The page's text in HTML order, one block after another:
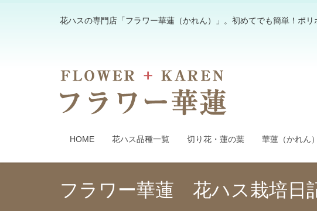
花ハスの専門店「フラワー華蓮（かれん）」。初めてでも簡単！ポ
HOME 花ハス品種一覧 切り花・蓮の葉 華蓮（かれん
フラワー華蓮 花ハス栽培日